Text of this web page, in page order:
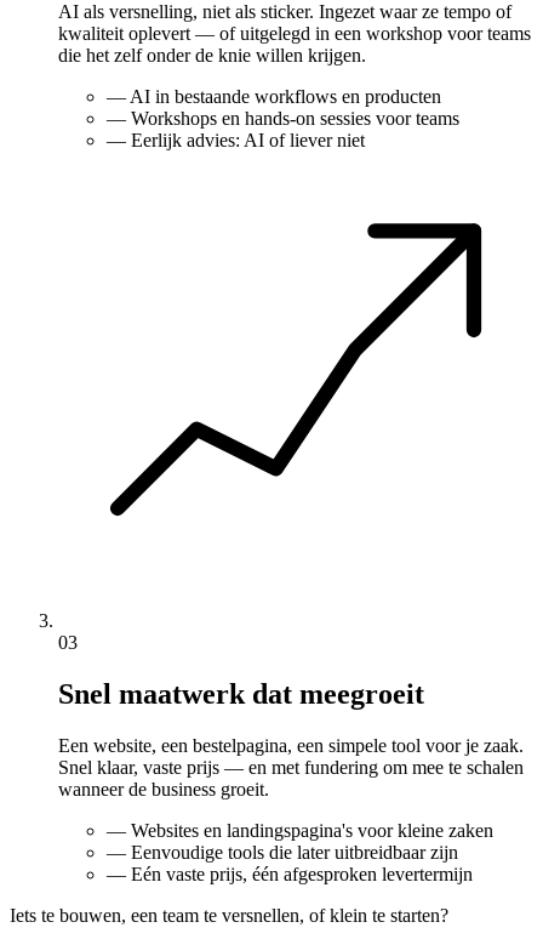
AI als versnelling, niet als sticker. Ingezet waar ze tempo of
kwaliteit oplevert — of uitgelegd in een workshop voor teams
die het zelf onder de knie willen krijgen.
—AI in bestaande workflows en producten
— Workshops en hands-on sessies voor teams
— Eerlijk advies: AI of liever niet
03
Snel maatwerk dat meegroeit
Een website, een bestelpagina, een simpele tool voor je zaak.
Snel klaar, vaste prijs — en met fundering om mee te schalen
wanneer de business groeit.
— Websites en landingspagina's voor kleine zaken
— Eenvoudige tools die later uitbreidbaar zijn
— Eén vaste prijs, één afgesproken levertermijn
Iets te bouwen, een team te versnellen, of klein te starten?